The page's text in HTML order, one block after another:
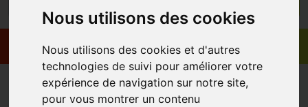
Nous utilisons des cookies
Nous utilisons des cookies et d'autres
technologies de suivi pour améliorer votre
expérience de navigation sur notre site,
pour vous montrer un contenu
Promos Produits
Manouka